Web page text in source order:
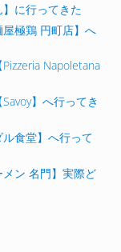
に行ってきた
極鶏 円町店】へ
Napoletana
】へ行ってき
食堂】へ行って
ン 名門】実際ど